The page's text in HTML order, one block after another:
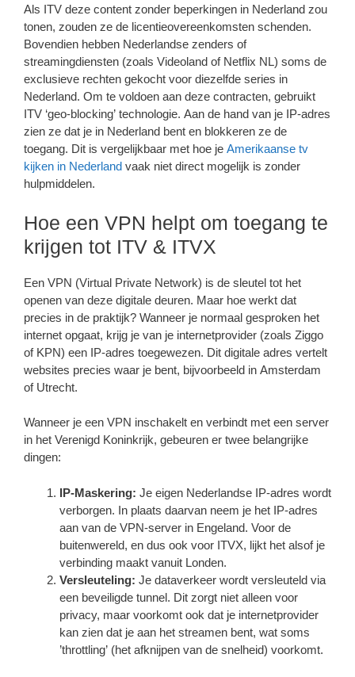
Als ITV deze content zonder beperkingen in Nederland zou
tonen, zouden ze de licentieovereenkomsten schenden.
Bovendien hebben Nederlandse zenders of
streamingdiensten (zoals Videoland of Netflix NL) soms de
exclusieve rechten gekocht voor diezelfde series in
Nederland. Om te voldoen aan deze contracten, gebruikt
ITV ‘geo-blocking’ technologie. Aan de hand van je IP-adres
zien ze dat je in Nederland bent en blokkeren ze de
toegang. Dit is vergelijkbaar met hoe je Amerikaanse tv
kijken in Nederland vaak niet direct mogelijk is zonder
hulpmiddelen.
Hoe een VPN helpt om toegang te
krijgen tot ITV & ITVX
Een VPN (Virtual Private Network) is de sleutel tot het
openen van deze digitale deuren. Maar hoe werkt dat
precies in de praktijk? Wanneer je normaal gesproken het
internet opgaat, krijg je van je internetprovider (zoals Ziggo
of KPN) een IP-adres toegewezen. Dit digitale adres vertelt
websites precies waar je bent, bijvoorbeeld in Amsterdam
of Utrecht.
Wanneer je een VPN inschakelt en verbindt met een server
in het Verenigd Koninkrijk, gebeuren er twee belangrijke
dingen:
IP-Maskering: Je eigen Nederlandse IP-adres wordt
verborgen. In plaats daarvan neem je het IP-adres
aan van de VPN-server in Engeland. Voor de
buitenwereld, en dus ook voor ITVX, lijkt het alsof je
verbinding maakt vanuit Londen.
Versleuteling: Je dataverkeer wordt versleuteld via
een beveiligde tunnel. Dit zorgt niet alleen voor
privacy, maar voorkomt ook dat je internetprovider
kan zien dat je aan het streamen bent, wat soms
’throttling’ (het afknijpen van de snelheid) voorkomt.